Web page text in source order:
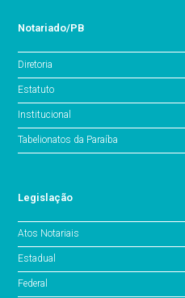
Notariado/PB
Diretoria
Estatuto
Institucional
Tabelionatos da Paraíba
Legislação
Atos Notariais
Estadual
Federal